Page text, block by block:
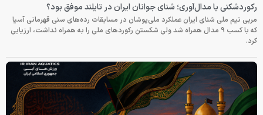
رکوردشکنی یا مدال‌آوری؛ شنای جوانان ایران در تایلند موفق بود؟
مربی تیم ملی شنای ایران عملکرد ملی‌پوشان در مسابقات رده‌های سنی قهرمانی آسیا
که با کسب ۹ مدال همراه شد ولی شکستن رکوردهای ملی را به همراه نداشت، ارزیابی
کرد.